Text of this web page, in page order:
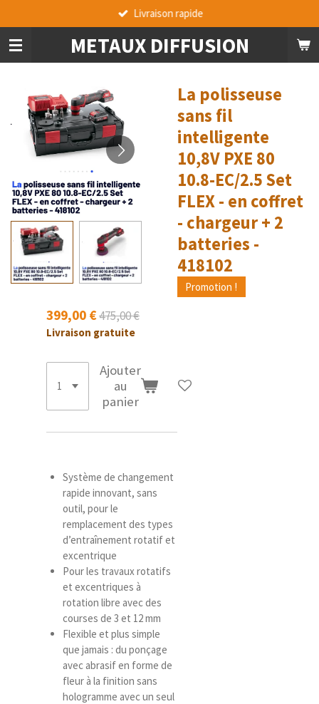
au
contenu
principal
METAUX DIFFUSION
Livraison rapide
La polisseuse
sans fil
intelligente
10,8V PXE 80
10.8-EC/2.5 Set
FLEX - en coffret
- chargeur + 2
batteries -
418102
Promotion !
399,00 €475,00 €
Livraison gratuite
Ajouter
au
panier
Système de changement
rapide innovant, sans
outil, pour le
remplacement des types
d’entraînement rotatif et
excentrique
Pour les travaux rotatifs
et excentriques à
rotation libre avec des
courses de 3 et 12 mm
Flexible et plus simple
que jamais : du ponçage
avec abrasif en forme de
fleur à la finition sans
hologramme avec un seul